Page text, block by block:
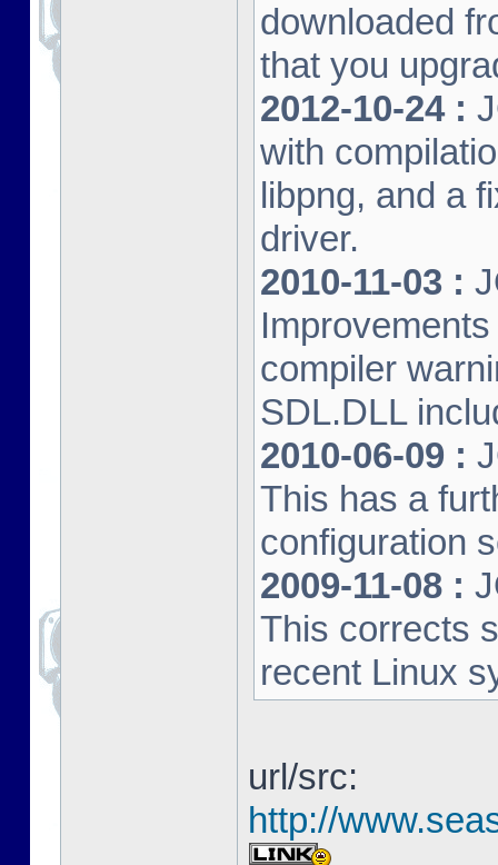
downloaded
that you
2012-10-24 :
with
libpng, and a
driver.
2010-11-03 :
compiler
SDL.DLL
2010-06-09 :
This has a
configuration
2009-11-08 :
This corrects
recent Linux
url/src:
http://